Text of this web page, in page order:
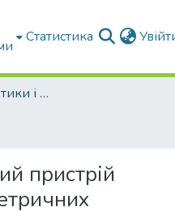
Статистика
Факультет Енергетики і комп'ютерних технологій
пристрій